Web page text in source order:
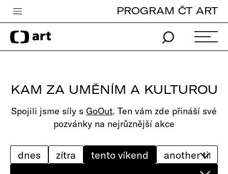
Česká televize
Zpravodajství
iVysílání
TV program
edu
PROGRAM ČT ART
KAM ZA UMĚNÍM A KULTUROU
Spojili jsme síly s GoOut. Ten vám zde přináší své
pozvánky na nejrůznější akce
dnes zítra tento víkend